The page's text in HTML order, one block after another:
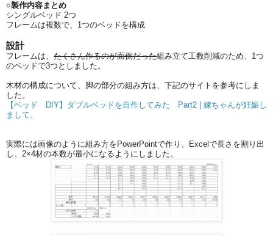
○製作内容まとめ
シングルベッド 2つ
フレームは複数で、1つのベッドを構成
設計
フレームは、 たくさん作るのが面倒だった組み立て工数削減のため、1つ
のベッドで3つとしました。
木材の構成について、脚の部分の組み方は、下記のサイトを参考にしま
した。
【ベッド DIY】ダブルベッドを自作してみた Part2 | 嫁ちゃんが妊娠し
まして。
実際には画像のように組み方をPowerPointで作り、Excelで長さを割り出
し、2×4材の本数が最小になるようにしました。